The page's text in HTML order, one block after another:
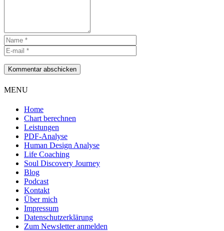
Kommentar abschicken
MENU
Home
Chart berechnen
Leistungen
PDF-Analyse
Human Design Analyse
Life Coaching
Soul Discovery Journey
Blog
Podcast
Kontakt
Über mich
Impressum
Datenschutzerklärung
Zum Newsletter anmelden